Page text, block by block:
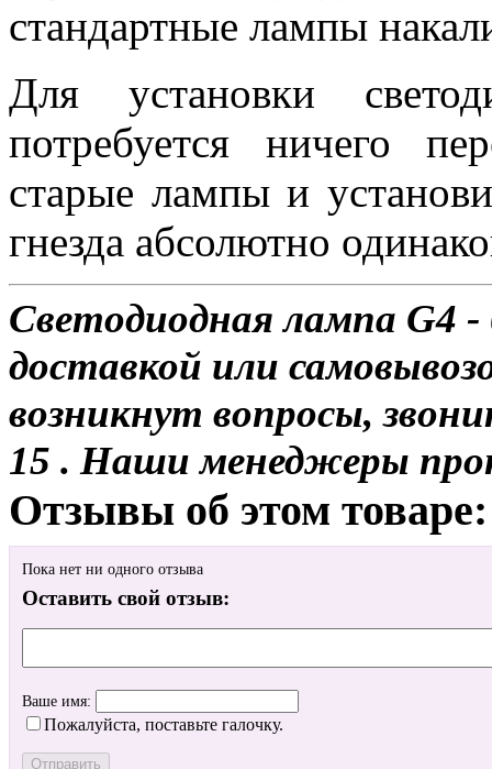
стандартные лампы
Для установки
потребуется ничего
старые лампы и
гнезда абсолютно
Светодиодная лампа G4
доставкой или
возникнут вопросы,
15 . Наши менеджеры
Отзывы об этом товаре:
Пока нет ни одного отзыва
Оставить свой отзыв:
Ваше имя:
Пожалуйста, поставьте галочку.